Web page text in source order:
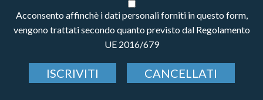
Acconsento affinchè i dati personali forniti in questo form,
vengono trattati secondo quanto previsto dal Regolamento
UE 2016/679
ISCRIVITI CANCELLATI